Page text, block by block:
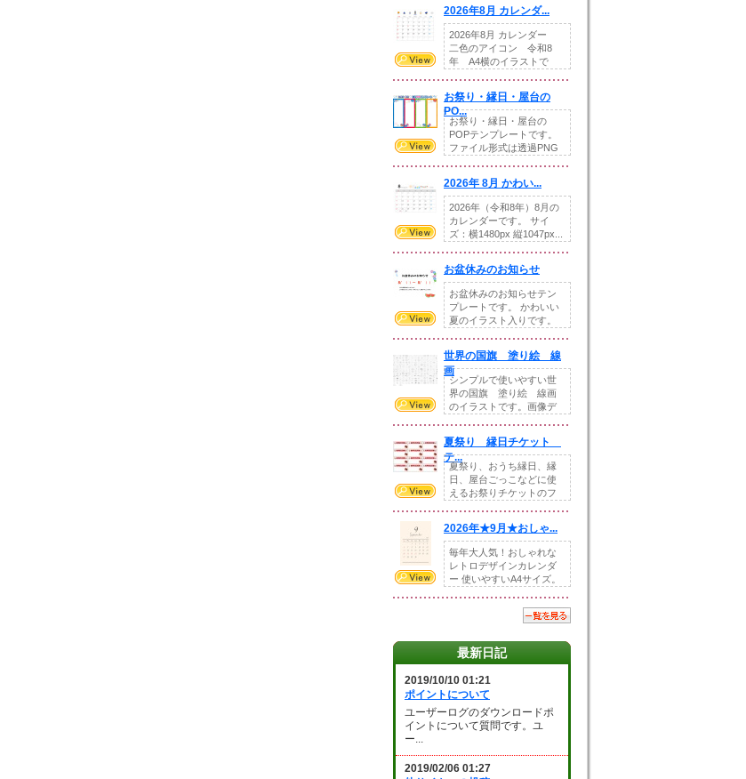
2026年8月 カレンダ...
2026年8月 カレンダー
二色のアイコン 令和8
年 A4横のイラストで
お祭り・縁日・屋台の
PO...
お祭り・縁日・屋台の
POPテンプレートです。
ファイル形式は透過PNG
2026年 8月 かわい...
2026年（令和8年）8月の
カレンダーです。 サイ
ズ：横1480px 縦1047px...
お盆休みのお知らせ
お盆休みのお知らせテン
プレートです。 かわいい
夏のイラスト入りです。
世界の国旗 塗り絵 線
画
シンプルで使いやすい世
界の国旗 塗り絵 線画
のイラストです。画像デ
夏祭り 縁日チケット
テ...
夏祭り、おうち縁日、縁
日、屋台ごっこなどに使
えるお祭りチケットのフ
2026年★9月★おしゃ...
毎年大人気！おしゃれな
レトロデザインカレンダ
ー 使いやすいA4サイズ。
最新日記
2019/10/10 01:21
ポイントについて
ユーザーログのダウンロードポ
イントについて質問です。ユ
ー...
2019/02/06 01:27